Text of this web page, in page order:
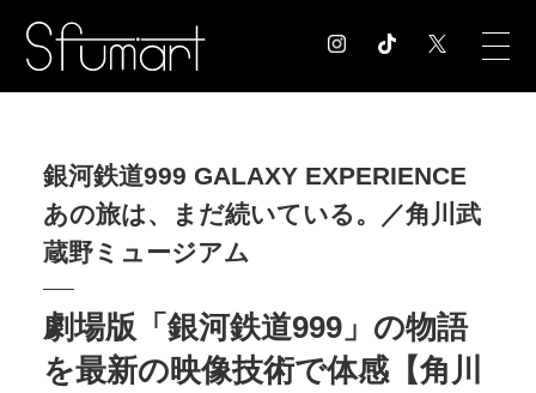
COLUMN コラム記事
EXHIBITION
美術館情報
NEWS お知らせ
銀河鉄道999 GALAXY EXPERIENCE
あの旅は、まだ続いている。／角川武
蔵野ミュージアム
劇場版「銀河鉄道999」の物語
を最新の映像技術で体感【角川